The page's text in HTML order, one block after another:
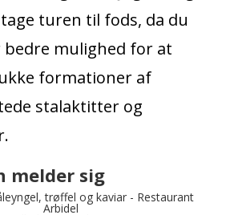
turen til fods, da du
bedre mulighed for at
formationer af
stalaktitter og
melder sig